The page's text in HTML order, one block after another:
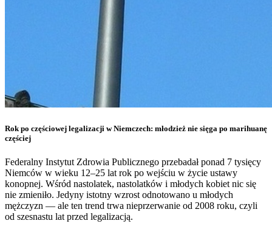
Rok po częściowej legalizacji w Niemczech: młodzież nie sięga po marihuanę
częściej
Federalny Instytut Zdrowia Publicznego przebadał ponad 7 tysięcy
Niemców w wieku 12–25 lat rok po wejściu w życie ustawy
konopnej. Wśród nastolatek, nastolatków i młodych kobiet nic się
nie zmieniło. Jedyny istotny wzrost odnotowano u młodych
mężczyzn — ale ten trend trwa nieprzerwanie od 2008 roku, czyli
od szesnastu lat przed legalizacją.